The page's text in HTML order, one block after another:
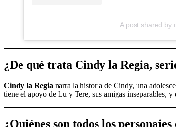
A post shared by
¿De qué trata Cindy la Regia,
Cindy la Regia narra la historia de Cindy, una
tiene el apoyo de Lu y Tere, sus amigas inseparables,
¿Quiénes son todos los personajes